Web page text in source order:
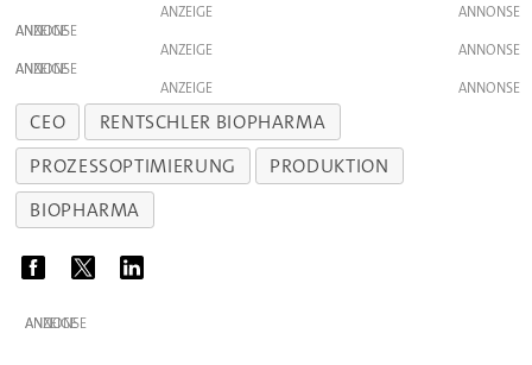
ANZEIGE
ANZEIGE
ANZEIGE
ANZEIGE
ANZEIGE
CEO
RENTSCHLER BIOPHARMA
PROZESSOPTIMIERUNG
PRODUKTION
BIOPHARMA
ANZEIGE